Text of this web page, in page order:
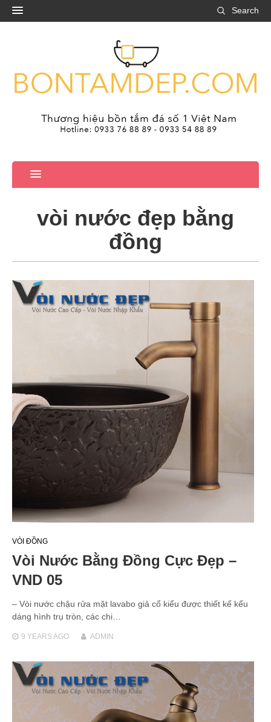
Search
vòi nước đẹp bằng
đồng
VÒI ĐỒNG
Vòi Nước Bằng Đồng Cực Đẹp –
VND 05
– Vòi nước chậu rửa mặt lavabo giả cổ kiểu được thiết kế kểu
dáng hình trụ tròn, các chi…
9 YEARSAGO ADMIN